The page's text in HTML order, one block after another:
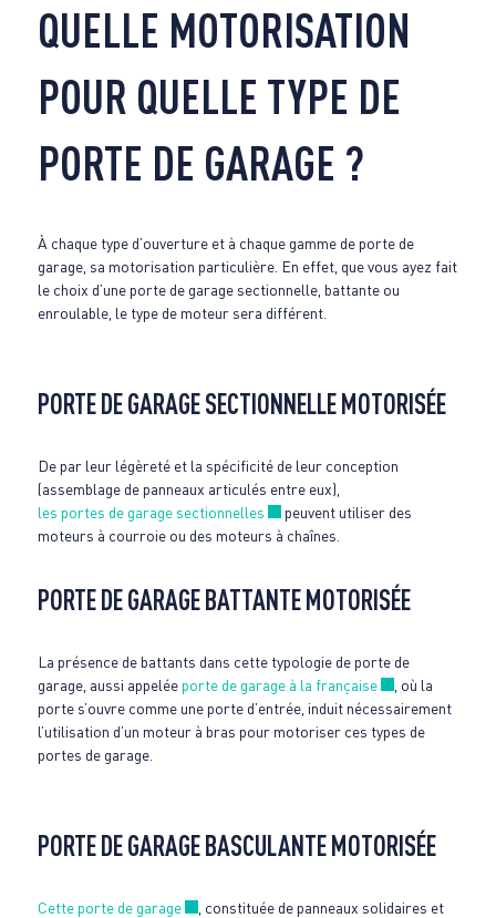
QUELLE MOTORISATION
POUR QUELLE TYPE DE
PORTE DE GARAGE ?
À chaque type d’ouverture et à chaque gamme de porte de
garage, sa motorisation particulière. En effet, que vous ayez fait
le choix d’une porte de garage sectionnelle, battante ou
enroulable, le type de moteur sera différent.
PORTE DE GARAGE SECTIONNELLE MOTORISÉE
De par leur légèreté et la spécificité de leur conception
(assemblage de panneaux articulés entre eux),
les portes de garage sectionnelles
Nouvelle fenêtre
peuvent utiliser des
moteurs à courroie ou des moteurs à chaînes.
PORTE DE GARAGE BATTANTE MOTORISÉE
La présence de battants dans cette typologie de porte de
garage, aussi appeléeporte de garage à la française Nouvelle
, où la
porte s’ouvre comme une porte d’entrée, induit nécessairement
l’utilisation d’un moteur à bras pour motoriser ces types de
portes de garage.
PORTE DE GARAGE BASCULANTE MOTORISÉE
Cette porte de garage Nouvelle fenêtre
, constituée de panneaux solidaires et